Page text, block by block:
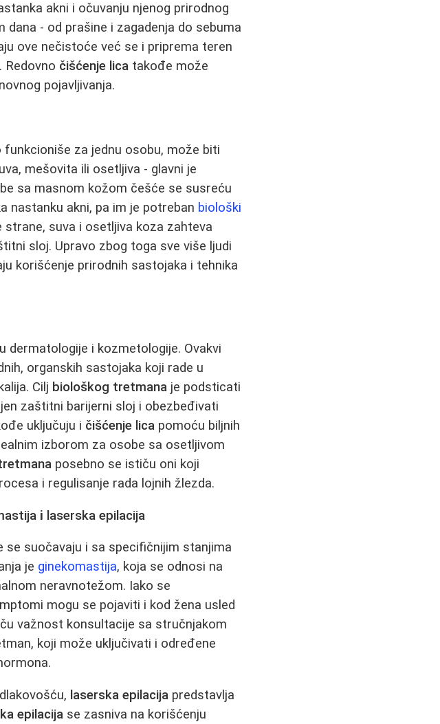
akni i očuvanju njenog prirodnog
- od prašine i zagadenja do sebuma
ove nečistoće već se i priprema teren
Redovno čišćenje lica takođe može
pojavljivanja.
za jednu osobu, može biti
mešovita ili osetljiva - glavni je
sa masnom kožom češće se susreću
nastanku akni, pa im je potreban biološki
strane, suva i osetljiva koza zahteva
sloj. Upravo zbog toga sve više ljudi
korišćenje prirodnih sastojaka i tehnika
dermatologije i kozmetologije. Ovakvi
organskih sastojaka koji rade u
Cilj biološkog tretmana je podsticati
zaštitni barijerni sloj i obezbeđivati
uključuju i čišćenje lica pomoću biljnih
izborom za osobe sa osetljivom
posebno se ističu oni koji
i regulisanje rada lojnih žlezda.
i laserska epilacija
se suočavaju i sa specifičnijim stanjima
je ginekomastija, koja se odnosi na
neravnotežom. Iako se
mogu se pojaviti i kod žena usled
važnost konsultacije sa stručnjakom
koji može uključivati i određene
laserska epilacija predstavlja
epilacija se zasniva na korišćenju